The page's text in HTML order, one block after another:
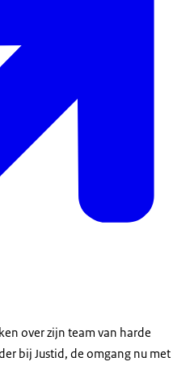
over zijn team van harde
bij Justid, de omgang nu met